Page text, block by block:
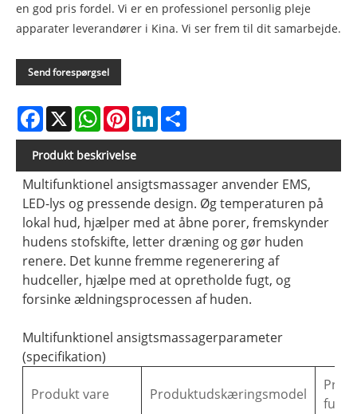
en god pris fordel. Vi er en professionel personlig pleje
apparater leverandører i Kina. Vi ser frem til dit samarbejde.
Send forespørgsel
Facebook
X WhatsAppPinterestLinkedIn
Produkt beskrivelse
Multifunktionel ansigtsmassager anvender EMS,
LED-lys og pressende design. Øg temperaturen på
lokal hud, hjælper med at åbne porer, fremskynder
hudens stofskifte, letter dræning og gør huden
renere. Det kunne fremme regenerering af
hudceller, hjælpe med at opretholde fugt, og
forsinke ældningsprocessen af ​​huden.
Multifunktionel ansigtsmassagerparameter
(specifikation)
Produkt vare Produktudskæringsmodel